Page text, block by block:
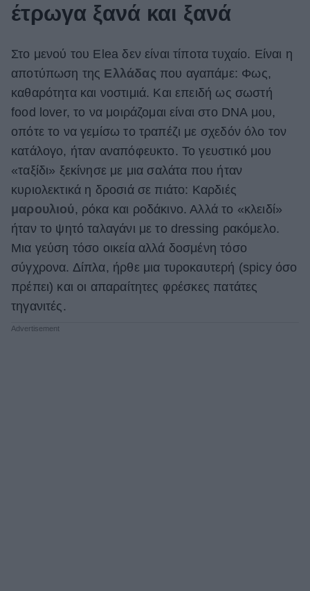
έτρωγα ξανά και ξανά
Στο μενού του Elea δεν είναι τίποτα τυχαίο. Είναι η
αποτύπωση της Ελλάδας που αγαπάμε: Φως,
καθαρότητα και νοστιμιά. Και επειδή ως σωστή
food lover, το να μοιράζομαι είναι στο DNA μου,
οπότε το να γεμίσω το τραπέζι με σχεδόν όλο τον
κατάλογο, ήταν αναπόφευκτο. Το γευστικό μου
«ταξίδι» ξεκίνησε με μια σαλάτα που ήταν
κυριολεκτικά η δροσιά σε πιάτο: Καρδιές
μαρουλιού, ρόκα και ροδάκινο. Αλλά το «κλειδί»
ήταν το ψητό ταλαγάνι με το dressing ρακόμελο.
Μια γεύση τόσο οικεία αλλά δοσμένη τόσο
σύγχρονα. Δίπλα, ήρθε μια τυροκαυτερή (spicy όσο
πρέπει) και οι απαραίτητες φρέσκες πατάτες
τηγανιτές.